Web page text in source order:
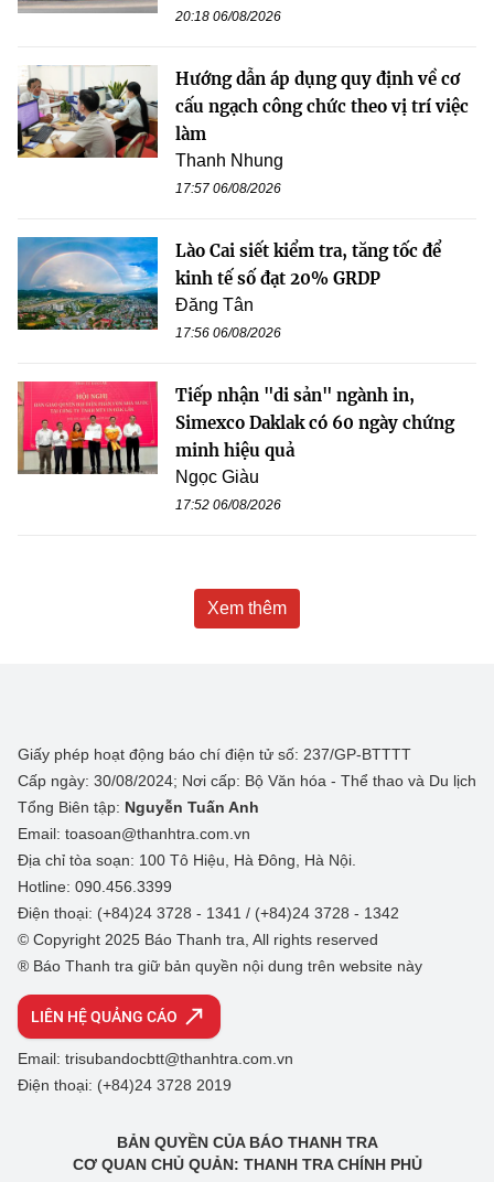
20:18 06/08/2026
Hướng dẫn áp dụng quy định về cơ
cấu ngạch công chức theo vị trí việc
làm
Thanh Nhung
17:57 06/08/2026
Lào Cai siết kiểm tra, tăng tốc để
kinh tế số đạt 20% GRDP
Đăng Tân
17:56 06/08/2026
Tiếp nhận "di sản" ngành in,
Simexco Daklak có 60 ngày chứng
minh hiệu quả
Ngọc Giàu
17:52 06/08/2026
Xem thêm
Giấy phép hoạt động báo chí điện tử số: 237/GP-BTTTT
Cấp ngày: 30/08/2024; Nơi cấp: Bộ Văn hóa - Thể thao và Du lịch
Tổng Biên tập: Nguyễn Tuấn Anh
Email: toasoan@thanhtra.com.vn
Địa chỉ tòa soạn: 100 Tô Hiệu, Hà Đông, Hà Nội.
Hotline: 090.456.3399
Điện thoại: (+84)24 3728 - 1341 / (+84)24 3728 - 1342
© Copyright 2025 Báo Thanh tra, All rights reserved
® Báo Thanh tra giữ bản quyền nội dung trên website này
LIÊN HỆ QUẢNG CÁO
Email: trisubandocbtt@thanhtra.com.vn
Điện thoại: (+84)24 3728 2019
BẢN QUYỀN CỦA BÁO THANH TRA
CƠ QUAN CHỦ QUẢN: THANH TRA CHÍNH PHỦ